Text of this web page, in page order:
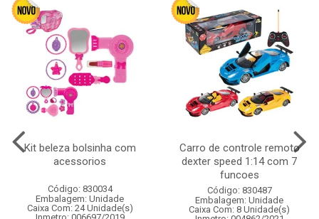
Kit beleza bolsinha com
acessorios
Código: 830034
Embalagem: Unidade
Caixa Com: 24 Unidade(s)
Carro de controle remoto
dexter speed 1:14 com 7
funcoes
Código: 830487
Embalagem: Unidade
Caixa Com: 8 Unidade(s)